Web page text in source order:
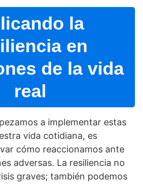
la
en
de la vida
real
a implementar estas
vida cotidiana, es
cómo reaccionamos ante
adversas. La resiliencia no
graves; también podemos